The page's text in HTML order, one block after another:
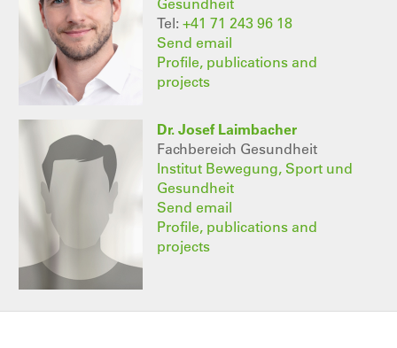
Tel: +41 71 243 96 18
Send email
Profile, publications and
projects
Dr. Josef Laimbacher
Fachbereich Gesundheit
Institut Bewegung, Sport und
Gesundheit
Send email
Profile, publications and
projects